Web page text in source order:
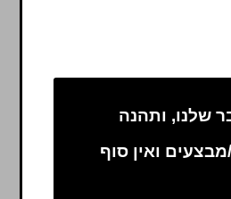
שלנו, ותהנה
מבצעים ואין סוף